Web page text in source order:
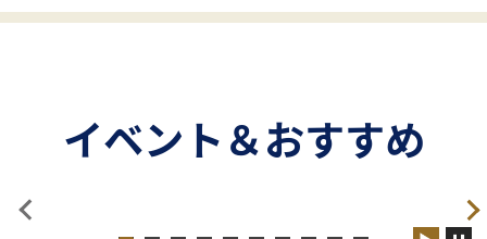
イベント＆おすすめ